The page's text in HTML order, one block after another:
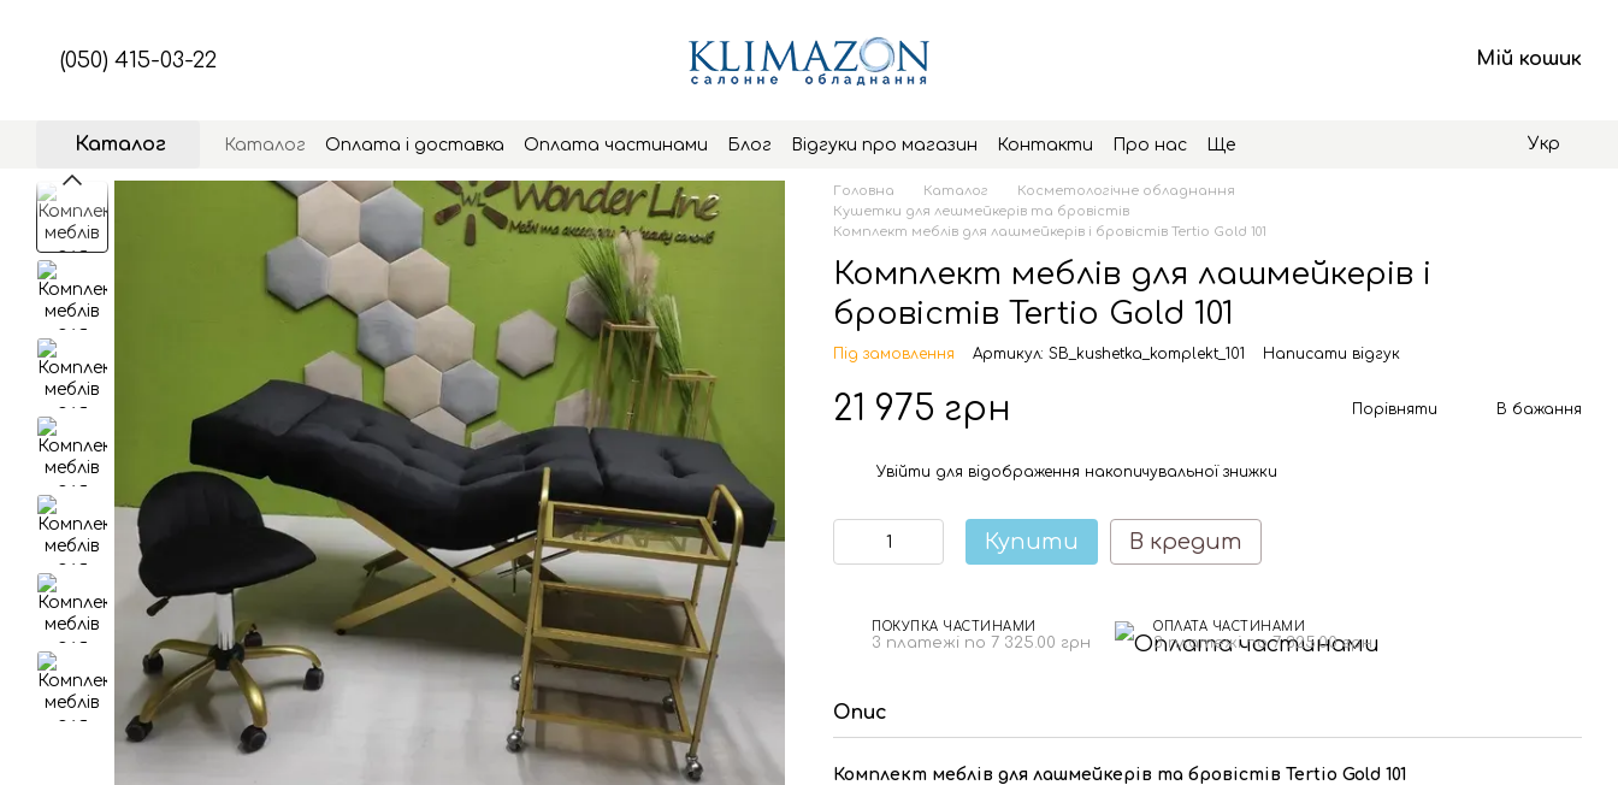
(050) 415-03-22 Мій кошик
Каталог Каталог Оплата і доставка Оплата частинами Блог Відгуки про магазин Контакти Про нас Ще Укр
Головна Каталог
Косметологічне обладнання
Кушетки для лешмейкерів та бровістів
Комплект меблів для лашмейкерів і бровістів Tertio Gold 101
Комплект меблів для лашмейкерів і
бровістів Tertio Gold 101
Під замовлення Артикул: SB_kushetka_komplekt_101 Написати відгук
21 975 грн Порівняти В бажання
Увійти для відображення накопичувальної знижки
Купити В кредит
ПОКУПКА ЧАСТИНАМИ
3 платежі по 7 325.00 грн
ОПЛАТА ЧАСТИНАМИ
3 платежі по 7 325.00 грн
Опис
Комплект меблів для лашмейкерів та бровістів Tertio Gold 101